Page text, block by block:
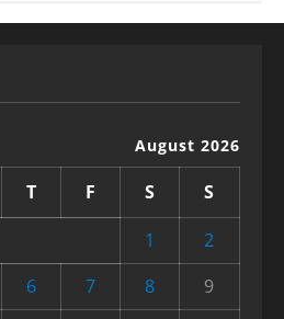
August 2026
T F S
S
1
2
6 7 8
9